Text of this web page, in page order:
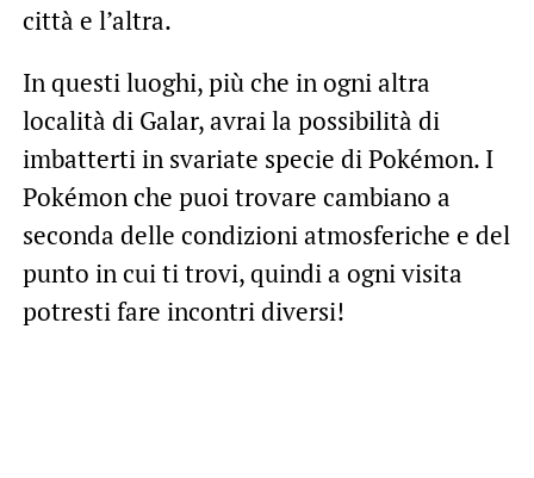
città e l’altra.
In questi luoghi, più che in ogni altra
località di Galar, avrai la possibilità di
imbatterti in svariate specie di Pokémon. I
Pokémon che puoi trovare cambiano a
seconda delle condizioni atmosferiche e del
punto in cui ti trovi, quindi a ogni visita
potresti fare incontri diversi!